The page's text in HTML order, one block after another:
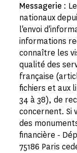
Messagerie :
nationaux
l'envoi
informations
connaître les
qualité des
française
fichiers et aux
34 à 38), de
concernent. Si
des
financière -
75186 Paris